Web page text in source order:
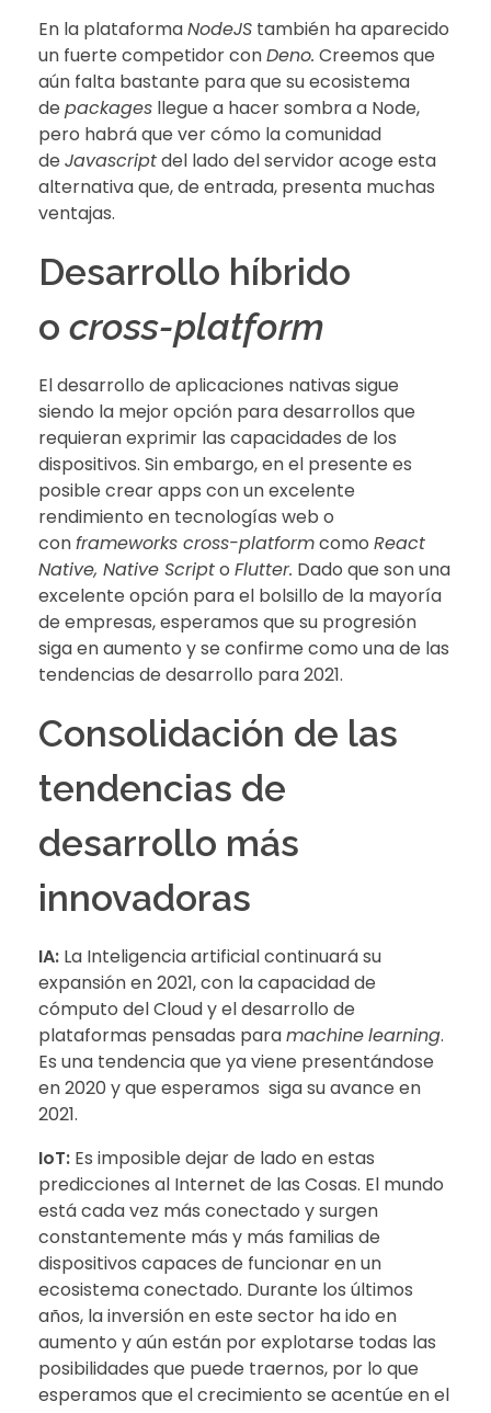
En la plataformaNodeJS también ha aparecido
un fuerte competidor conDeno. Creemos que
aún falta bastante para que su ecosistema
de packages llegue a hacer sombra a Node,
pero habrá que ver cómo la comunidad
de Javascriptdel lado del servidor acoge esta
alternativa que, de entrada, presenta muchas
ventajas.
Desarrollo híbrido
o cross-platform
El desarrollo de aplicaciones nativas sigue
siendo la mejor opción para desarrollos que
requieran exprimir las capacidades de los
dispositivos. Sin embargo, en el presente es
posible crear apps con un excelente
rendimiento en tecnologías web o
conframeworks cross-platformcomo React
Native, Native Scripto Flutter. Dado que son una
excelente opción para el bolsillo de la mayoría
de empresas, esperamos que su progresión
siga en aumento y se confirme como una de las
tendencias de desarrollo para 2021.
Consolidación de las
tendencias de
desarrollo más
innovadoras
IA: La Inteligencia artificial continuará su
expansión en 2021, con la capacidad de
cómputo del Cloud y el desarrollo de
plataformas pensadas paramachinelearning.
Es una tendencia que ya viene presentándose
en 2020 y que esperamos siga su avance en
2021.
IoT: Es imposible dejar de lado en estas
predicciones al Internet de las Cosas. El mundo
está cada vez más conectado y surgen
constantemente más y más familias de
dispositivos capaces de funcionar en un
ecosistema conectado. Durante los últimos
años, la inversión en este sector ha ido en
aumento y aún están por explotarse todas las
posibilidades que puede traernos, por lo que
esperamos que el crecimiento se acentúe en el